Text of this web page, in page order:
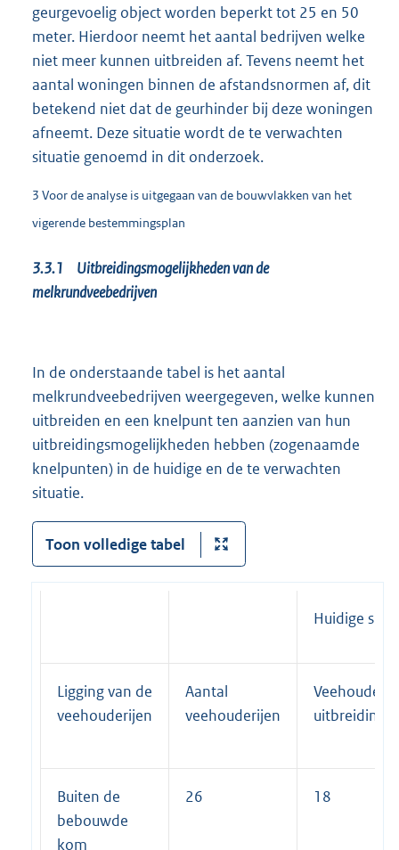
geurgevoelig object worden beperkt tot 25 en 50
meter. Hierdoor neemt het aantal bedrijven welke
niet meer kunnen uitbreiden af. Tevens neemt het
aantal woningen binnen de afstandsnormen af, dit
betekend niet dat de geurhinder bij deze woningen
afneemt. Deze situatie wordt de te verwachten
situatie genoemd in dit onderzoek.
3 Voor de analyse is uitgegaan van de bouwvlakken van het
vigerende bestemmingsplan
3.3.1 Uitbreidingsmogelijkheden van de
melkrundveebedrijven
In de onderstaande tabel is het aantal
melkrundveebedrijven weergegeven, welke kunnen
uitbreiden en een knelpunt ten aanzien van hun
uitbreidingsmogelijkheden hebben (zogenaamde
knelpunten) in de huidige en de te verwachten
situatie.
Toon volledige tabel
Huidige
Ligging van de
veehouderijen
Aantal
veehouderijen
Buiten de
bebouwde
kom
26 18